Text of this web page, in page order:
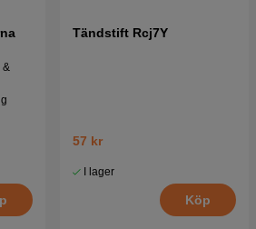
och reservdelslista till
44 1983-03
och reservdelslista till
och reservdelslista till
44 1980-04
&
Tändstift Rcj7Y
57 kr
I lager
Köp